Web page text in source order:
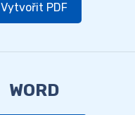
Vytvořit PDF
WORD